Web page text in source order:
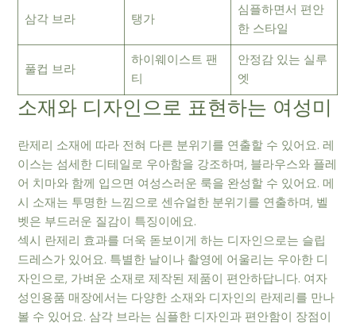
삼각 브라 탱가
심플하면서 편안
한 스타일
풀컵 브라
하이웨이스트 팬
티
안정감 있는 실루
엣
소재와 디자인으로 표현하는 여성미
란제리 소재에 따라 전혀 다른 분위기를 연출할 수 있어요. 레
이스는 섬세한 디테일로 우아함을 강조하며, 블라우스와 플레
어 치마와 함께 입으면 여성스러운 룩을 완성할 수 있어요. 메
시 소재는 투명한 느낌으로 센슈얼한 분위기를 연출하며, 벨
벳은 부드러운 질감이 특징이에요.
섹시 란제리 효과를 더욱 돋보이게 하는 디자인으로는 슬립
드레스가 있어요. 특별한 날이나 촬영에 어울리는 우아한 디
자인으로, 가벼운 소재로 제작된 제품이 편안하답니다. 여자
성인용품 매장에서는 다양한 소재와 디자인의 란제리를 만나
볼 수 있어요. 삼각 브라는 심플한 디자인과 편안함이 장점이